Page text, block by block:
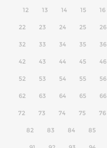
12 13 14 15 16
22 23 24 25 26
32 33 34 35 36
42 43 44 45 46
52 53 54 55 56
62 63 64 65 66
72 73 74 75 76
82 83 84 85